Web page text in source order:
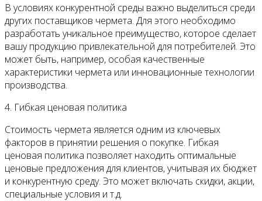
В условиях конкурентной среды важно выделиться среди
других поставщиков чермета. Для этого необходимо
разработать уникальное преимущество, которое сделает
вашу продукцию привлекательной для потребителей. Это
может быть, например, особая качественные
характеристики чермета или инновационные технологии
производства.
4. Гибкая ценовая политика
Стоимость чермета является одним из ключевых
факторов в принятии решения о покупке. Гибкая
ценовая политика позволяет находить оптимальные
ценовые предложения для клиентов, учитывая их бюджет
и конкурентную среду. Это может включать скидки, акции,
специальные условия и т.д.